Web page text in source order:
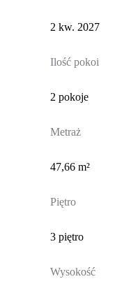
2 kw. 2027
Ilość pokoi
2 pokoje
Metraż
47,66 m²
Piętro
3 piętro
Wysokość